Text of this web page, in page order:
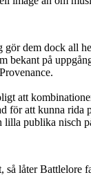
gör dem dock all
bekant på
att
för att kunna rida
lilla publika nisch
så låter Battlelore